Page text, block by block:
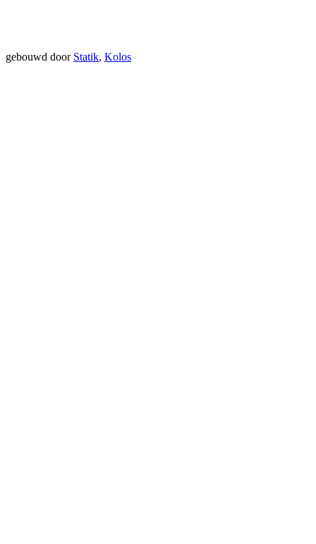
gebouwd door Statik, Kolos